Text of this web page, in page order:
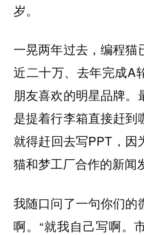
岁。
一晃两年过去，编程猫
近二十万、去年完成A
朋友喜欢的明星品牌
是提着行李箱直接赶到
就得赶回去写PPT，因
猫和梦工厂合作的新闻
我随口问了一句你们的
啊。“就我自己写啊。